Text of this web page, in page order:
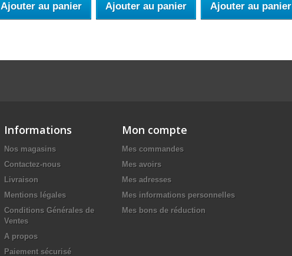
Ajouter au panier Ajouter au panier Ajouter au panier
Informations
Nos magasins
Contactez-nous
Livraison
Mentions légales
Conditions Générales de
Ventes
A propos
Paiement sécurisé
Mon compte
Mes commandes
Mes avoirs
Mes adresses
Mes informations personnelles
Mes bons de réduction